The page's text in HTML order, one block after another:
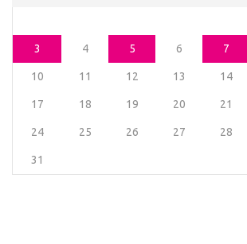
3 4 5 6 7
10 11 12 13 14
17 18 19 20 21
24 25 26 27 28
31